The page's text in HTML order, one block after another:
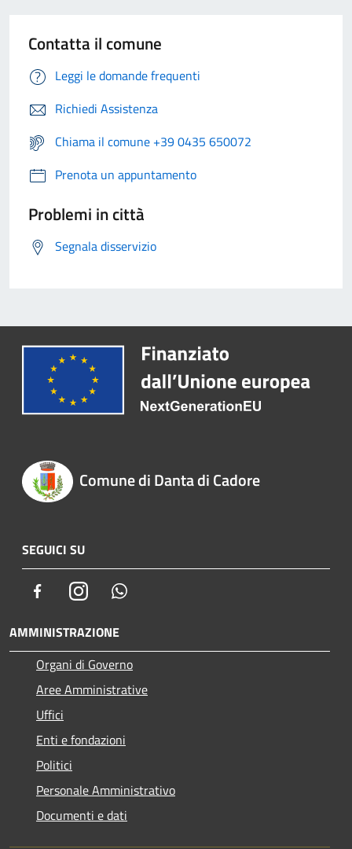
Contatta il comune
Leggi le domande frequenti
Richiedi Assistenza
Chiama il comune +39 0435 650072
Prenota un appuntamento
Problemi in città
Segnala disservizio
Comune di Danta di Cadore
SEGUICI SU
FacebookInstagram
AMMINISTRAZIONE
Organi di Governo
Aree Amministrative
Uffici
Enti e fondazioni
Politici
Personale Amministrativo
Documenti e dati